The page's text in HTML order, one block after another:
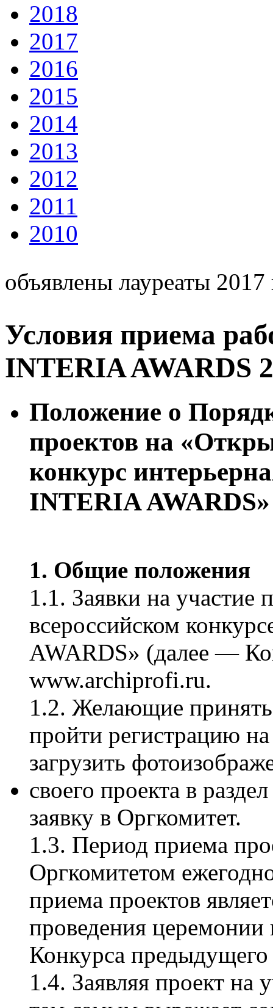
2018
2017
2016
2015
2014
2013
2012
2011
2010
объявлены лауреаты 2017
Условия приема
INTERIA AWARDS
Положение о
проектов на
конкурс
INTERIA AWARDS»
1. Общие положения
1.1. Заявки на участие
всероссийском
AWARDS» (далее —
www.archiprofi.ru.
1.2. Желающие
пройти регистрацию
загрузить
своего проекта в
заявку в Оргкомитет.
1.3. Период приема
Оргкомитетом
приема проектов
проведения церемонии
Конкурса предыдущего
1.4. Заявляя проект на